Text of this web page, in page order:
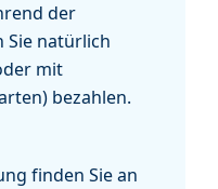
der
Sie natürlich
mit
bezahlen.
finden Sie an